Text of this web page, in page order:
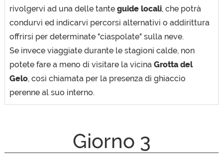
rivolgervi ad una delle tante guide locali, che potrà
condurvi ed indicarvi percorsi alternativi o addirittura
offrirsi per determinate "ciaspolate" sulla neve.
Se invece viaggiate durante le stagioni calde, non
potete fare a meno di visitare la vicina Grotta del
Gelo, così chiamata per la presenza di ghiaccio
perenne al suo interno.
Giorno 3